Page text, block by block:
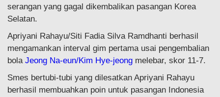
serangan yang gagal dikembalikan pasangan Korea
Selatan.
Apriyani Rahayu/Siti Fadia Silva Ramdhanti berhasil
mengamankan interval gim pertama usai pengembalian
bola Jeong Na-eun/Kim Hye-jeong melebar, skor 11-7.
Smes bertubi-tubi yang dilesatkan Apriyani Rahayu
berhasil membuahkan poin untuk pasangan Indonesia